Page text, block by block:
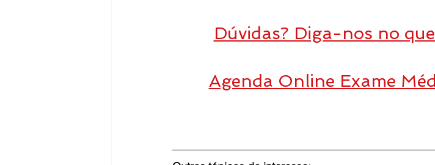
Dúvidas? Diga-nos no
Agenda Online Exame